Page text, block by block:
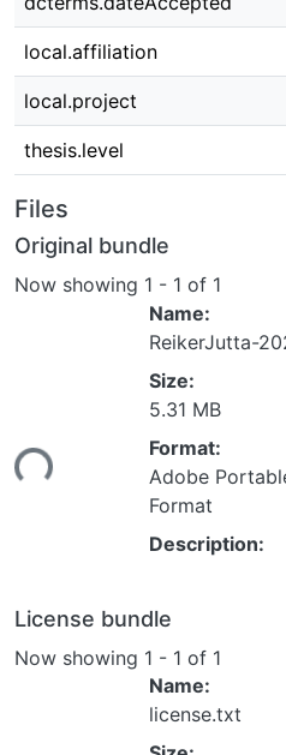
local.affiliation
local.project
thesis.level
Files
Original bundle
Now showing 1 - 1 of 1
Name:
ReikerJutta-
Size:
5.31 MB
Format:
Adobe
Format
Description:
License bundle
Now showing 1 - 1 of 1
Name:
license.txt